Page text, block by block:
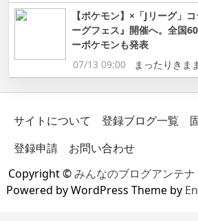
【ポケモン】×「Jリーグ」
ーグフェス』開催へ。全国
ーポケモンも発表
07/13 09:00
まったりきま
サイトについて 登録ブログ一覧
登録申請
お問い合わせ
Copyright ©みんなのブログアンテナ
Powered by WordPress Theme by